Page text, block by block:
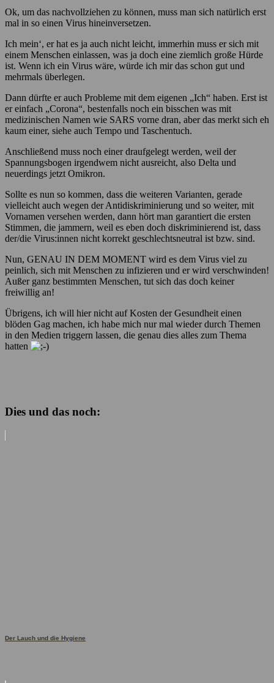
Ok, um das nachvollziehen zu können, muss man sich natürlich erst
mal in so einen Virus hineinversetzen.
Ich mein‘, er hat es ja auch nicht leicht, immerhin muss er sich mit
einem Menschen einlassen, was ja doch eine ziemlich große Hürde
ist. Wenn ich ein Virus wäre, würde ich mir das schon gut und
mehrmals überlegen.
Dann dürfte er auch Probleme mit dem eigenen „Ich“ haben. Erst ist
er einfach „Corona“, bestenfalls noch ein bisschen was mit
medizinischen Namen wie SARS vorne dran, aber das merkt sich eh
kaum einer, siehe auch Tempo und Taschentuch.
Anschließend muss noch einer draufgelegt werden, weil der
Spannungsbogen irgendwem nicht ausreicht, also Delta und
neuerdings jetzt Omikron.
Sollte es nun so kommen, dass die weiteren Varianten, gerade
vielleicht auch wegen der Antidiskriminierung und so weiter, mit
Vornamen versehen werden, dann hört man garantiert die ersten
Stimmen, die jammern, weil es eben doch diskriminierend ist, dass
der/die Virus:innen nicht korrekt geschlechtsneutral ist bzw. sind.
Nun, GENAU IN DEM MOMENT wird es dem Virus viel zu
peinlich, sich mit Menschen zu infizieren und er wird verschwinden!
Außer ganz bestimmten Menschen, tut sich das doch keiner
freiwillig an!
Übrigens, ich will hier nicht auf Kosten der Gesundheit einen
blöden Gag machen, ich habe mich nur mal wieder durch Themen
in den Medien triggern lassen, die genau dies alles zum Thema
hatten
Dies und das noch:
Der Lauch und die Hygiene